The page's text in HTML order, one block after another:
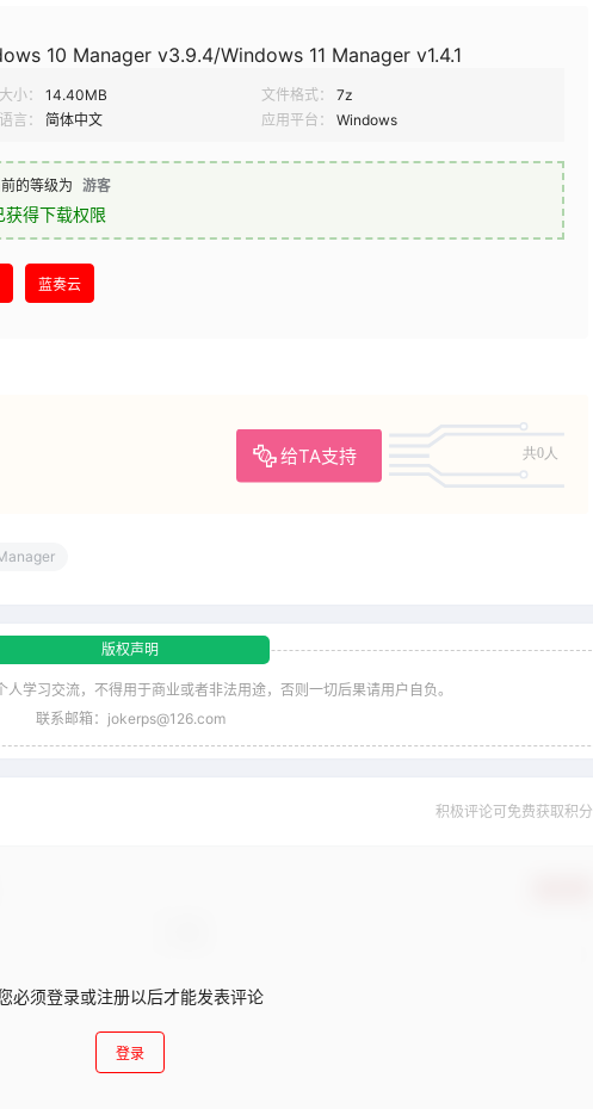
10 Manager v3.9.4/Windows 11 Manager v1.4.1
小： 14.40MB 文件格式：
7z
言：
简体中文 应用平台： Windows
的等级为 游客
获得下载权限
蓝奏云
给TA支持 共0人
版权声明
学习交流，不得用于商业或者非法用途，否则一切后果请用户自负。
联系邮箱：jokerps@126.com
积极评论可免费获取积分
必须登录或注册以后才能发表评论
登录